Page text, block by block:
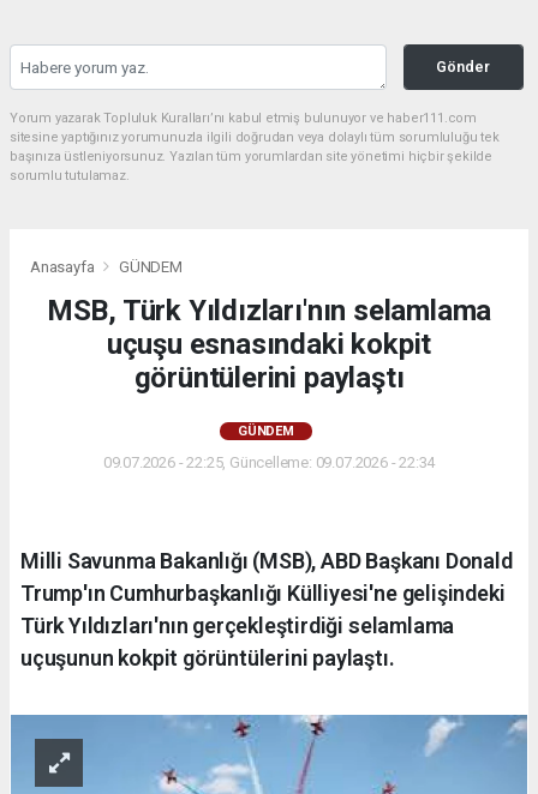
Gönder
Yorum yazarak Topluluk Kuralları’nı kabul etmiş bulunuyor ve haber111.com
sitesine yaptığınız yorumunuzla ilgili doğrudan veya dolaylı tüm sorumluluğu tek
başınıza üstleniyorsunuz. Yazılan tüm yorumlardan site yönetimi hiçbir şekilde
sorumlu tutulamaz.
Anasayfa GÜNDEM
MSB, Türk Yıldızları'nın selamlama
uçuşu esnasındaki kokpit
görüntülerini paylaştı
GÜNDEM
09.07.2026 - 22:25, Güncelleme: 09.07.2026 - 22:34
Milli Savunma Bakanlığı (MSB), ABD Başkanı Donald
Trump'ın Cumhurbaşkanlığı Külliyesi'ne gelişindeki
Türk Yıldızları'nın gerçekleştirdiği selamlama
uçuşunun kokpit görüntülerini paylaştı.